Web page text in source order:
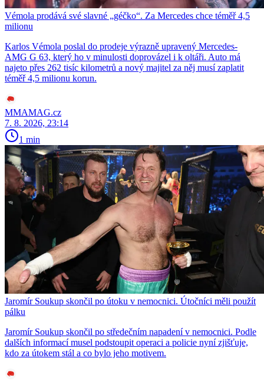
Vémola prodává své slavné „géčko“. Za Mercedes chce téměř 4,5
milionu
Karlos Vémola poslal do prodeje výrazně upravený Mercedes-
AMG G 63, který ho v minulosti doprovázel i k oltáři. Auto má
najeto přes 262 tisíc kilometrů a nový majitel za něj musí zaplatit
téměř 4,5 milionu korun.
MMAMAG.cz
7. 8. 2026, 23:14
1 min
Jaromír Soukup skončil po útoku v nemocnici. Útočníci měli použít
pálku
Jaromír Soukup skončil po středečním napadení v nemocnici. Podle
dalších informací musel podstoupit operaci a policie nyní zjišťuje,
kdo za útokem stál a co bylo jeho motivem.